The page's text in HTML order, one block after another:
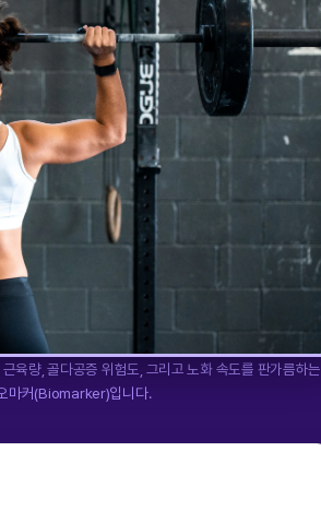
량, 골다공증 위험도, 그리고 노화 속도를 판가름하는
마커(Biomarker)입니다.